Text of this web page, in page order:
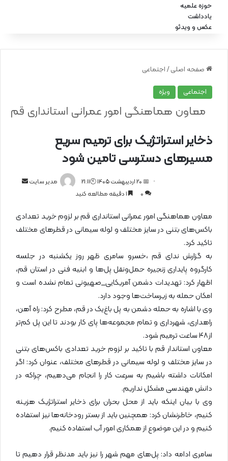
حوزه علمیه
یادداشت
عکس و ویدئو
صفحه اصلی / اجتماعی
اجتماعی ویژه
ذخایر استراتژیک برای ترمیم سریع
مسیرهای دسترسی تامین شود
معاون هماهنگی امور عمرانی استانداری قم
مدیر سایت
ا
ل
ی
م
📅 20 اردیبهشت 1405 🕙21:11
0
معاون هماهنگی امور عمرانی استانداری قم بر لزوم خرید تعدادی
باکس‌های بتنی در سایز مختلف و لوله سیمانی در قطرهای مختلف
تاکید کرد.
به گزارش ندای قم ،خسرو سامری ظهر روز یکشنبه در جلسه
کارگروه پایداری زنجیره حمل‌ونقل پل‌ها و ابنیه فنی در استان قم،
اظهار کرد: تهدیدات دشمن آمریکایی_صهیونی تمام نشده است و
امکان حمله به زیرساخت‌ها وجود دارد.
وی با اشاره به حمله دشمن به پل باغ‌یک در قم، مطرح کرد: راه آهن،
راهداری، شهرداری و تمام مجموعه‌ها پای کار بودند تا این پل کم‌تر
از ۴۸ ساعت ترمیم شود.
معاون استاندار قم با تاکید بر لزوم خرید تعدادی باکس‌های بتنی
در سایز مختلف و لوله سیمانی در قطرهای مختلف، عنوان کرد: اگر
امکانات داشته باشیم به سرعت کار را انجام می‌دهیم، چراکه در
دانش مهندسی مشکل نداریم.
وی با بیان اینکه باید از محل بحران برای ذخایر استراتژیک هزینه
کنیم، خاطرنشان کرد: همچنین باید از بستر رودخانه‌ها نیز استفاده
کنیم و در این موضوع از همکاری امور آب استفاده کنیم.
سامری ادامه داد: پل‌های مهم شهر را نیز باید مدنظر قرار دهیم تا